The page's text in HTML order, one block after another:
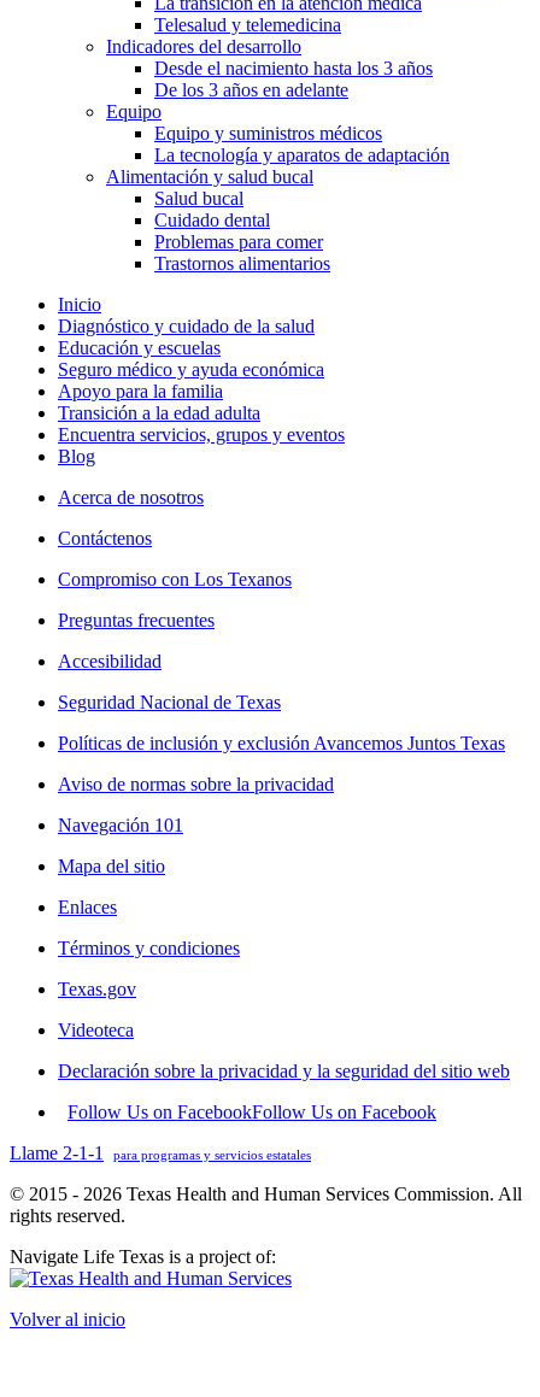
Telesalud y telemedicina
Indicadores del desarrollo
Desde el nacimiento hasta los 3 años
De los 3 años en adelante
Equipo
Equipo y suministros médicos
La tecnología y aparatos de adaptación
Alimentación y salud bucal
Salud bucal
Cuidado dental
Problemas para comer
Trastornos alimentarios
Inicio
Diagnóstico y cuidado de la salud
Educación y escuelas
Seguro médico y ayuda económica
Apoyo para la familia
Transición a la edad adulta
Encuentra servicios, grupos y eventos
Blog
Acerca de nosotros
Contáctenos
Compromiso con Los Texanos
Preguntas frecuentes
Accesibilidad
Seguridad Nacional de Texas
Políticas de inclusión y exclusión Avancemos Juntos Texas
Aviso de normas sobre la privacidad
Navegación 101
Mapa del sitio
Enlaces
Términos y condiciones
Texas.gov
Videoteca
Declaración sobre la privacidad y la seguridad del sitio web
Follow Us on FacebookFollow Us on Facebook
Llame 2-1-1
para programas y servicios estatales
© 2015 - 2026 Texas Health and Human Services Commission. All
rights reserved.
Navigate Life Texas is a project of:
Volver al inicio